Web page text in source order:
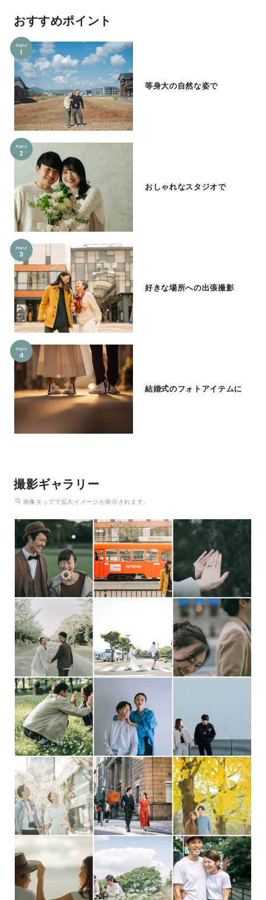
おすすめポイント
Point
1
等身大の自然な姿で
Point
2
おしゃれなスタジオで
Point
3
好きな場所への出張撮影
Point
4
結婚式のフォトアイテムに
撮影ギャラリー
画像 タップで拡大イメージが表示されます。